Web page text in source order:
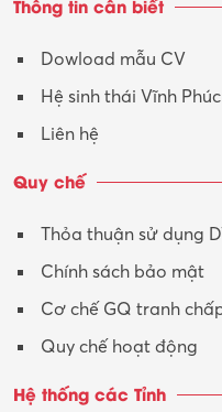
Thông tin cần biết
Dowload mẫu CV
Hệ sinh thái Vĩnh
Liên hệ
Quy chế
Thỏa thuận sử dụng
Chính sách bảo mật
Cơ chế GQ tranh
Quy chế hoạt động
Hệ thống các Tỉnh